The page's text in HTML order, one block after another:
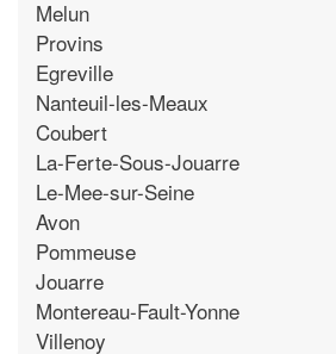
Melun
Provins
Egreville
Nanteuil-les-Meaux
Coubert
La-Ferte-Sous-Jouarre
Le-Mee-sur-Seine
Avon
Pommeuse
Jouarre
Montereau-Fault-Yonne
Villenoy